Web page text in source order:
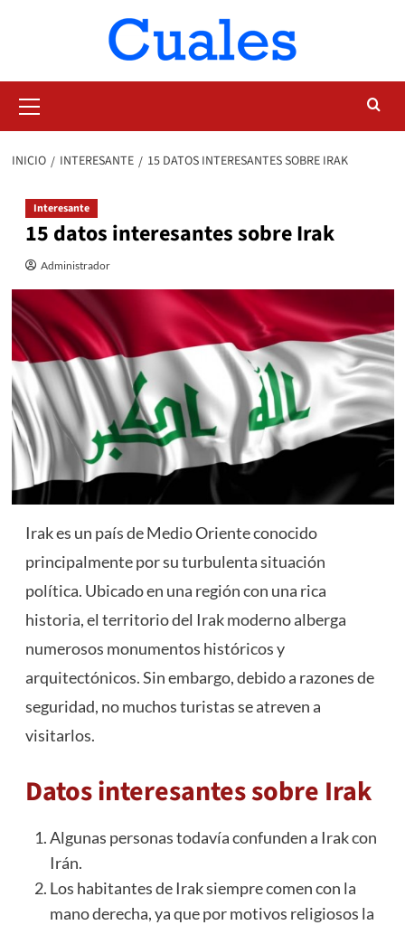
primario
INICIO INTERESANTE 15 DATOS INTERESANTES SOBRE IRAK
Interesante
15 datos interesantes sobre Irak
Administrador
Irak es un país de Medio Oriente conocido
principalmente por su turbulenta situación
política. Ubicado en una región con una rica
historia, el territorio del Irak moderno alberga
numerosos monumentos históricos y
arquitectónicos. Sin embargo, debido a razones de
seguridad, no muchos turistas se atreven a
visitarlos.
Datos interesantes sobre Irak
Algunas personas todavía confunden a Irak con
Irán.
Los habitantes de Irak siempre comen con la
mano derecha, ya que por motivos religiosos la